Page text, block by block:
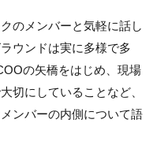
のメンバーと気軽に話し
ウンドは実に多様で多
の矢橋をはじめ、現場
切にしていることなど、
ンバーの内側について語